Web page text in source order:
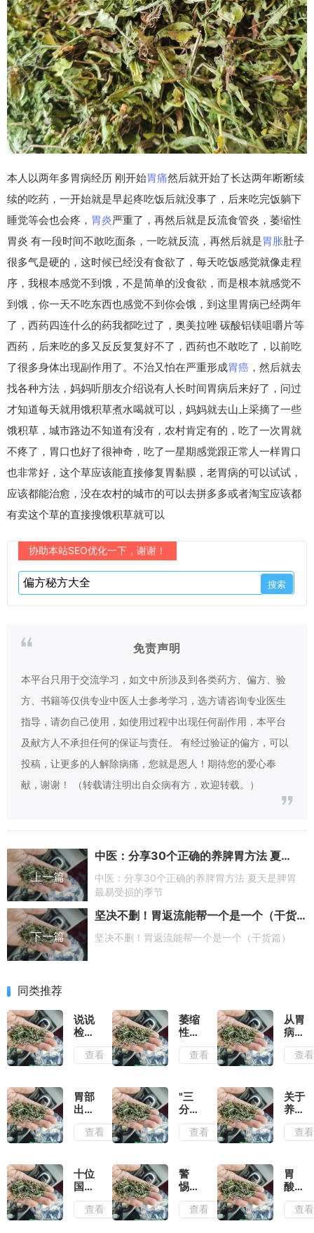
本人以两年多胃病经历 刚开始胃痛然后就开始了长达两年断断续
续的吃药，一开始就是早起疼吃饭后就没事了，后来吃完饭躺下
睡觉等会也会疼， 胃炎严重了，再然后就是反流食管炎，萎缩性
胃炎 有一段时间不敢吃面条，一吃就反流，再然后就是胃胀肚子
很多气是硬的，这时候已经没有食欲了，每天吃饭感觉就像走程
序，我根本感觉不到饿，不是简单的没食欲，而是根本就感觉不
到饿，你一天不吃东西也感觉不到你会饿，到这里胃病已经两年
了，西药四连什么的药我都吃过了，奥美拉唑 碳酸铝镁咀嚼片等
西药，后来吃的多又反反复复好不了，西药也不敢吃了，以前吃
了很多身体出现副作用了。不治又怕在严重形成胃癌 ，然后就去
找各种方法，妈妈听朋友介绍说有人长时间胃病后来好了，问过
才知道每天就用饿积草煮水喝就可以，妈妈就去山上采摘了一些
饿积草，城市路边不知道有没有，农村肯定有的，吃了一次胃就
不疼了，胃口也好了很神奇，吃了一星期感觉跟正常人一样胃口
也非常好，这个草应该能直接修复胃黏膜，老胃病的可以试试，
应该都能治愈，没在农村的城市的可以去拼多多或者淘宝应该都
有卖这个草的直接搜饿积草就可以
协助本站SEO优化一下，谢谢！
免责声明
本平台只用于交流学习，如文中所涉及到各类药方、偏方、验
方、书籍等仅供专业中医人士参考学习，选方请咨询专业医生
指导，请勿自己使用，如使用过程中出现任何副作用，本平台
及献方人不承担任何的保证与责任。 有经过验证的偏方，可以
投稿，让更多的人解除病痛，您就是恩人！期待您的爱心奉
献，谢谢！ （转载请注明出自众病有方，欢迎转载。）
上一篇
中医：分享30个正确的养脾胃方法 夏天是脾胃最易受损的季节
中医：分享30个正确的养脾胃方法 夏天是脾胃
最易受损的季节
下一篇
坚决不删！胃返流能帮一个是一个（干货篇）
坚决不删！胃返流能帮一个是一个（干货篇）
同类推荐
说说
检查
出萎
缩性
怎么
好的
查看
萎缩
性胃
炎患
者，
子真
的要
结束
查看
从胃
病到
胃
癌，
一点
点"变
坏"的
查看
胃部
出现
哪些
症状
病了
啊？
查看
"三
分
治，
七分
养
胃，
这些
小妙
招要
查看
关于
养
胃，
这些
搞错
了
查看
十位
国医
大师
治疗
查看
警
惕！
这6
种常
查看
胃
酸、
胃
痛、
查看